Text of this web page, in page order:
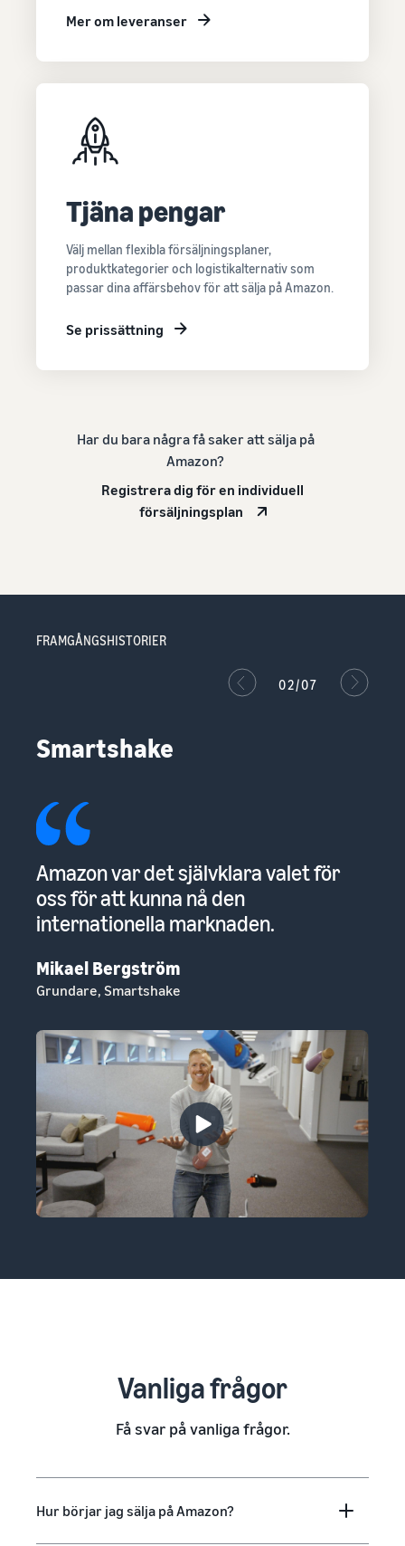
Mer om leveranser
Tjäna pengar
Välj mellan flexibla försäljningsplaner,
produktkategorier och logistikalternativ som
passar dina affärsbehov för att sälja på Amazon.
Se prissättning
Har du bara några få saker att sälja på
Amazon?
Registrera dig för en individuell
försäljningsplan
FRAMGÅNGSHISTORIER
02/07
Smartshake
Amazon var det självklara valet för
oss för att kunna nå den
internationella marknaden.
Mikael Bergström
Grundare, Smartshake
Vanliga frågor
Få svar på vanliga frågor.
Hur börjar jag sälja på Amazon?